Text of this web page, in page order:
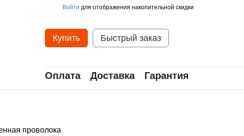
Войти для отображения накопительной скидки
Купить Быстрый заказ
Оплата Доставка Гарантия
проволока